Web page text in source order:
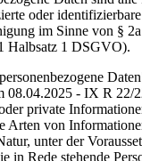
oder
im Sinne von §
Halbsatz 1 DSGVO).
08.04.2025 - IX R 22/
private
Arten von
unter der
in Rede stehende